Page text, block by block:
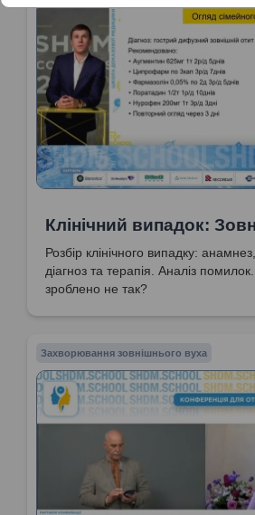
Клінічний випадок:
Розбір клінічного випадку:
діагноз та терапія. Аналіз
зроблено не так?
Захворювання зовнішнього вуха